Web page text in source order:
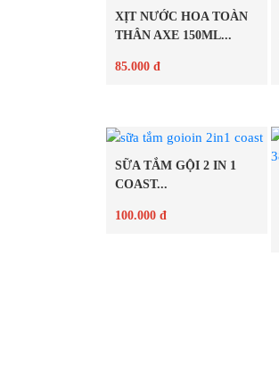
XỊT NƯỚC HOA TOÀN
THÂN AXE 150ML...
85.000 đ
Chi tiết
SỮA TẮM GỘI 2 IN 1
COAST...
100.000 đ